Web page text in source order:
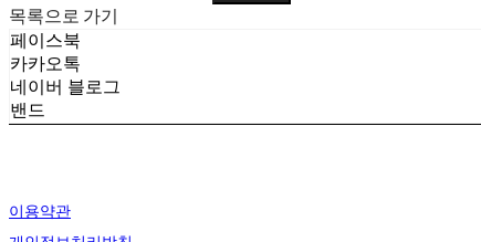
목록으로 가기
페이스북
카카오톡
네이버 블로그
밴드
이용약관